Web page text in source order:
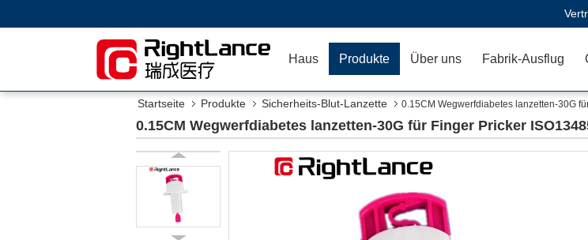
Haus Produkte Über uns Fabrik-Ausflug
Startseite Produkte Sicherheits-Blut-Lanzette 0.15CM Wegwerfdiabetes lanzetten-30G
0.15CM Wegwerfdiabetes lanzetten-30G für Finger Pricker